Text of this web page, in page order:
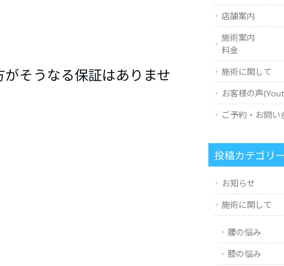
そうなる保証はありませ
店舗案内
施術案内
料金
施術に関して
お客様の声
ご予約・お問い
投稿カテゴリ
お知らせ
施術に関して
腰の悩み
膝の悩み